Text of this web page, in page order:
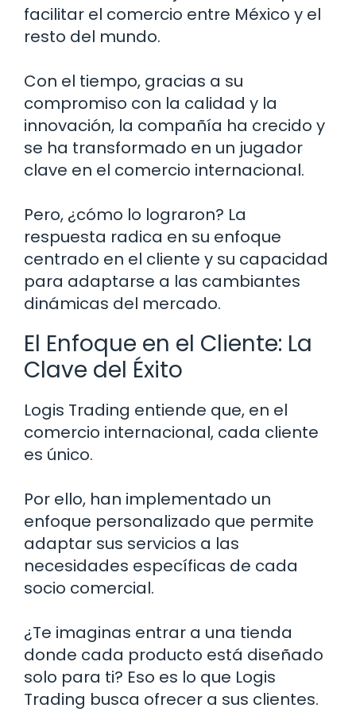
facilitar el comercio entre México y el
resto del mundo.
Con el tiempo, gracias a su
compromiso con la calidad y la
innovación, la compañía ha crecido y
se ha transformado en un jugador
clave en el comercio internacional.
Pero, ¿cómo lo lograron? La
respuesta radica en su enfoque
centrado en el cliente y su capacidad
para adaptarse a las cambiantes
dinámicas del mercado.
El Enfoque en el Cliente: La
Clave del Éxito
Logis Trading entiende que, en el
comercio internacional, cada cliente
es único.
Por ello, han implementado un
enfoque personalizado que permite
adaptar sus servicios a las
necesidades específicas de cada
socio comercial.
¿Te imaginas entrar a una tienda
donde cada producto está diseñado
solo para ti? Eso es lo que Logis
Trading busca ofrecer a sus clientes.